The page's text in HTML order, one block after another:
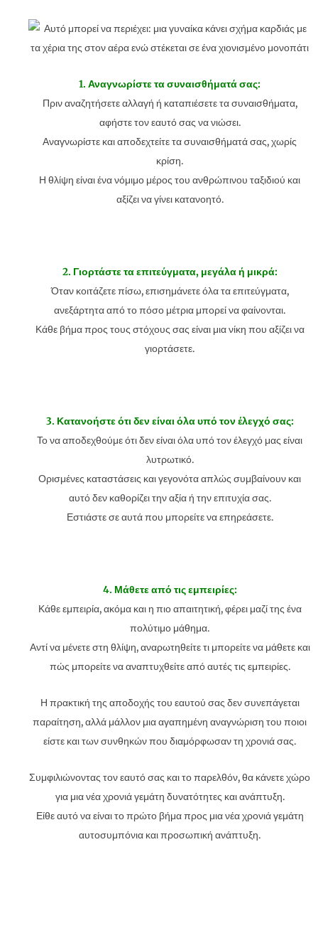
1. Αναγνωρίστε τα συναισθήματά σας:
Πριν αναζητήσετε αλλαγή ή καταπιέσετε τα συναισθήματα,
αφήστε τον εαυτό σας να νιώσει.
Αναγνωρίστε και αποδεχτείτε τα συναισθήματά σας, χωρίς
κρίση.
Η θλίψη είναι ένα νόμιμο μέρος του ανθρώπινου ταξιδιού και
αξίζει να γίνει κατανοητό.
2. Γιορτάστε τα επιτεύγματα, μεγάλα ή μικρά:
Όταν κοιτάζετε πίσω, επισημάνετε όλα τα επιτεύγματα,
ανεξάρτητα από το πόσο μέτρια μπορεί να φαίνονται.
Κάθε βήμα προς τους στόχους σας είναι μια νίκη που αξίζει να
γιορτάσετε.
3. Κατανοήστε ότι δεν είναι όλα υπό τον έλεγχό σας:
Το να αποδεχθούμε ότι δεν είναι όλα υπό τον έλεγχό μας είναι
λυτρωτικό.
Ορισμένες καταστάσεις και γεγονότα απλώς συμβαίνουν και
αυτό δεν καθορίζει την αξία ή την επιτυχία σας.
Εστιάστε σε αυτά που μπορείτε να επηρεάσετε.
4. Μάθετε από τις εμπειρίες:
Κάθε εμπειρία, ακόμα και η πιο απαιτητική, φέρει μαζί της ένα
πολύτιμο μάθημα.
Αντί να μένετε στη θλίψη, αναρωτηθείτε τι μπορείτε να μάθετε και
πώς μπορείτε να αναπτυχθείτε από αυτές τις εμπειρίες.
Η πρακτική της αποδοχής του εαυτού σας δεν συνεπάγεται
παραίτηση, αλλά μάλλον μια αγαπημένη αναγνώριση του ποιοι
είστε και των συνθηκών που διαμόρφωσαν τη χρονιά σας.
Συμφιλιώνοντας τον εαυτό σας και το παρελθόν, θα κάνετε χώρο
για μια νέα χρονιά γεμάτη δυνατότητες και ανάπτυξη.
Είθε αυτό να είναι το πρώτο βήμα προς μια νέα χρονιά γεμάτη
αυτοσυμπόνια και προσωπική ανάπτυξη.